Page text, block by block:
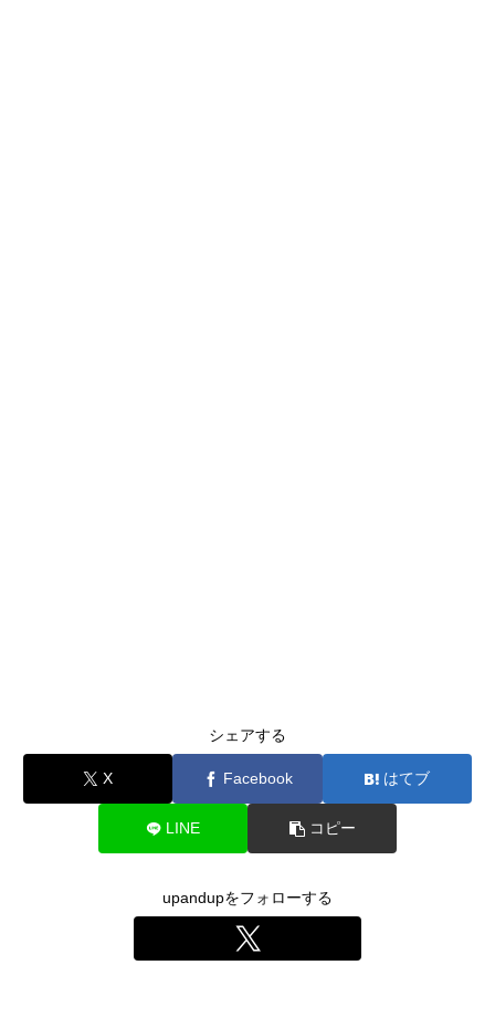
シェアする
X Facebook はてブ
LINE コピー
upandupをフォローする